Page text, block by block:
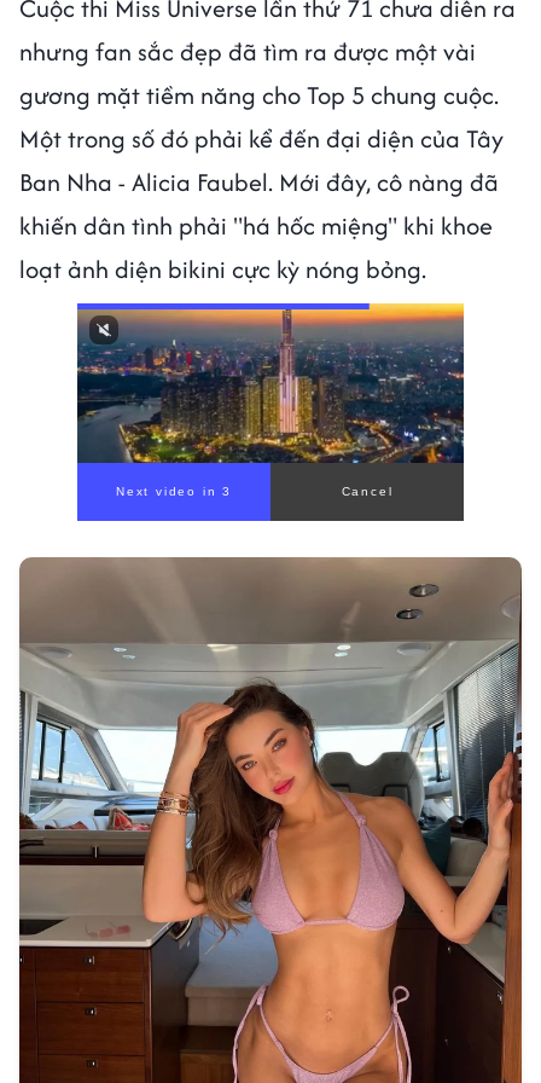
Cuộc thi Miss Universe lần thứ 71 chưa diễn ra
nhưng fan sắc đẹp đã tìm ra được một vài
gương mặt tiềm năng cho Top 5 chung cuộc.
Một trong số đó phải kể đến đại diện của Tây
Ban Nha - Alicia Faubel. Mới đây, cô nàng đã
khiến dân tình phải "há hốc miệng" khi khoe
loạt ảnh diện bikini cực kỳ nóng bỏng.